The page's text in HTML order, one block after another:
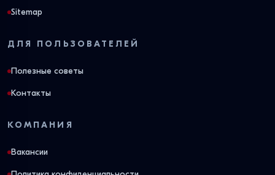
и деформации, когда вы садитесь на кровать или
Sitemap
ДЛЯ ПОЛЬЗОВАТЕЛЕЙ
Полезные советы
Контакты
КОМПАНИЯ
Вакансии